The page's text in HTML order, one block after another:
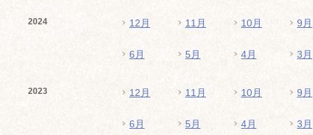
2024 12月 11月 10月 9月
6月 5月 4月 3月
2023 12月 11月 10月 9月
6月 5月 4月 3月